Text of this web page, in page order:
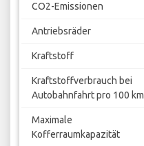
CO2-Emissionen
Antriebsräder
Kraftstoff
Kraftstoffverbrauch bei
Autobahnfahrt pro 100 km
Maximale
Kofferraumkapazität